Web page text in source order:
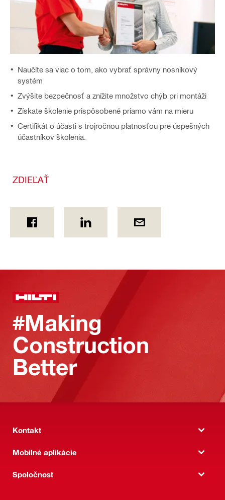
Naučíte sa viac o tom, ako vybrať správny nosníkový
systém
Zvýšite bezpečnosť a znížite množstvo chýb pri montáži
Získate školenie prispôsobené priamo vám na mieru
Certifikát o účasti s trojročnou platnosťou pre úspešných
účastníkov školenia.
ZDIEĽAŤ
#Making
Construction
Better
Kontakt
Mobilné aplikácie
Spoločnost